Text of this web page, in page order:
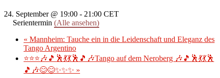
24. September @ 19:00 - 21:00 CET
Serientermin (Alle ansehen)
« Mannheim: Tauche ein in die Leidenschaft und Eleganz des
Tango Argentino
⭐⭐⭐🎶🎵🕺💃💃🕺🎵🎶Tango auf dem Neroberg 🎶🎵🕺💃💃🕺
🎵🎶😊😊✨✨✨ »